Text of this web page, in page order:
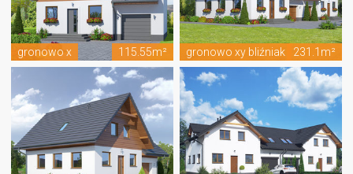
gronowo x 115.55m² gronowo xy bliźniak 231.1m²